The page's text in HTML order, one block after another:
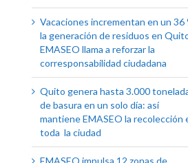
Vacaciones incrementan en un 36
la generación de residuos en
EMASEO llama a reforzar la
corresponsabilidad ciudadana
Quito genera hasta 3.000
de basura en un solo día: así
mantiene EMASEO la recolección
toda la ciudad
EMASEO impulsa 12 zonas de